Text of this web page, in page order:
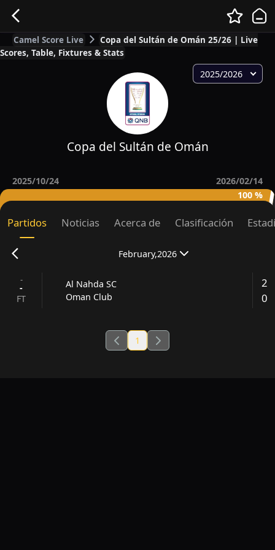
Camel Score Live
Copa del Sultán de Omán 25/26 | Live
Scores, Table, Fixtures & Stats
2025/2026
Copa del Sultán de Omán
2025/10/24
2026/02/14
100 %
Partidos Noticias Acerca de Clasificación
February,2026
-
-
FT
Al Nahda SC
Oman Club
2
0
1